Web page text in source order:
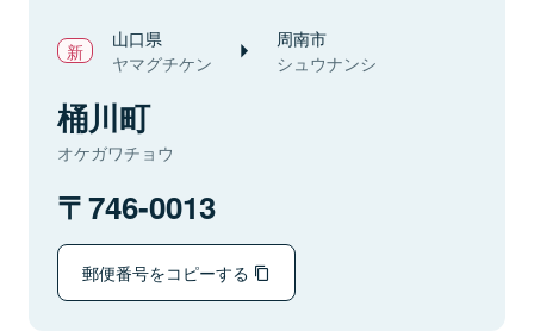
山口県
ヤマグチケン
周南市
シュウナンシ
桶川町
オケガワチョウ
746-0013
郵便番号をコピーする